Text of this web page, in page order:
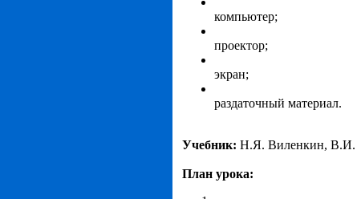
компьютер;
проектор;
экран;
раздаточный материал.
Учебник: Н.Я. Виленкин, В.И.
План урока: